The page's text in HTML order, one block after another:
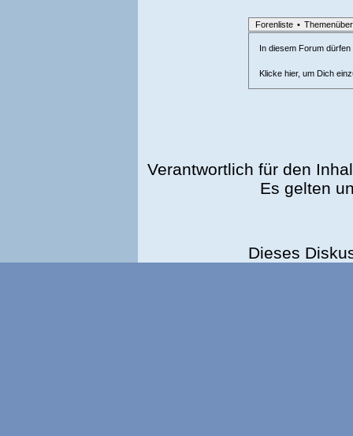
Forenliste •
In diesem Forum
Klicke hier, um Dich
Verantwortlich für den
Es gelten
Dieses